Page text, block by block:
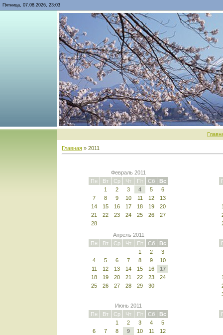
Пятница, 07.08.2026, 23:03
Главная » 2011
Февраль 2011
Пн
Вт Ср Чт Пт Сб
Вс
1
2 3 4 5
6
7
8 9 10 11 12
13
14
15 16 17 18 19
20
21
22 23 24 25 26
27
28
Апрель 2011
Пн
Вт Ср Чт Пт Сб
Вс
1
2
3
4
5 6 7 8 9
10
11
12 13 14 15 16
17
18
19 20 21 22 23
24
25
26 27 28 29 30
Июнь 2011
Пн
Вт Ср Чт Пт Сб
Вс
1
2 3 4
5
6
7 8 9 10 11
12